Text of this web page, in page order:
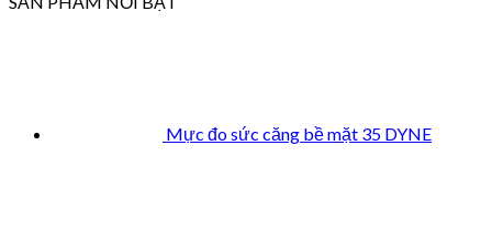
Mực đo sức căng bề mặt 35 DYNE